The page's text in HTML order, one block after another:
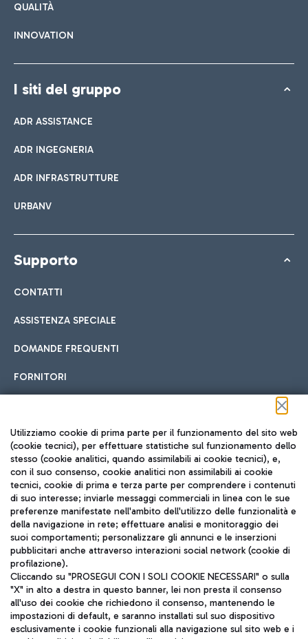
QUALITÀ
INNOVATION
I siti del gruppo
ADR ASSISTANCE
ADR INGEGNERIA
ADR INFRASTRUTTURE
URBANV
Supporto
CONTATTI
ASSISTENZA SPECIALE
DOMANDE FREQUENTI
FORNITORI
Seguici sui social
TRAVEL JOURNAL
ITA
Utilizziamo cookie di prima parte per il funzionamento del sito web
(cookie tecnici), per effettuare statistiche sul funzionamento dello
stesso (cookie analitici, quando assimilabili ai cookie tecnici), e,
con il suo consenso, cookie analitici non assimilabili ai cookie
tecnici, cookie di prima e terza parte per comprendere i contenuti
di suo interesse; inviarle messaggi commerciali in linea con le sue
preferenze manifestate nell'ambito dell'utilizzo delle funzionalità e
della navigazione in rete; effettuare analisi e monitoraggio dei
suoi comportamenti; personalizzare gli annunci e le inserzioni
pubblicitari anche attraverso interazioni social network (cookie di
profilazione).
Cliccando su "PROSEGUI CON I SOLI COOKIE NECESSARI" o sulla
"X" in alto a destra in questo banner, lei non presta il consenso
all'uso dei cookie che richiedono il consenso, mantenendo le
impostazioni di default, e saranno installati sul suo dispositivo
esclusivamente i cookie funzionali alla navigazione sul sito web e i